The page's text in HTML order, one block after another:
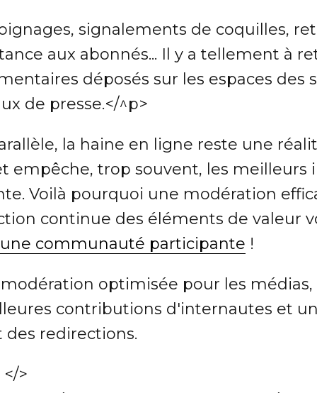
signalements de coquilles,
aux abonnés... Il y a tellement à
déposés sur les espaces des
de presse.</^p>
la haine en ligne reste une
empêche, trop souvent, les meilleurs
Voilà pourquoi une modération
continue des éléments de valeur
communauté participante !
optimisée pour les
contributions d'internautes et
redirections.
</>